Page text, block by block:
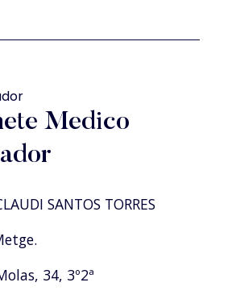
Medico
SANTOS TORRES
34, 3º2ª